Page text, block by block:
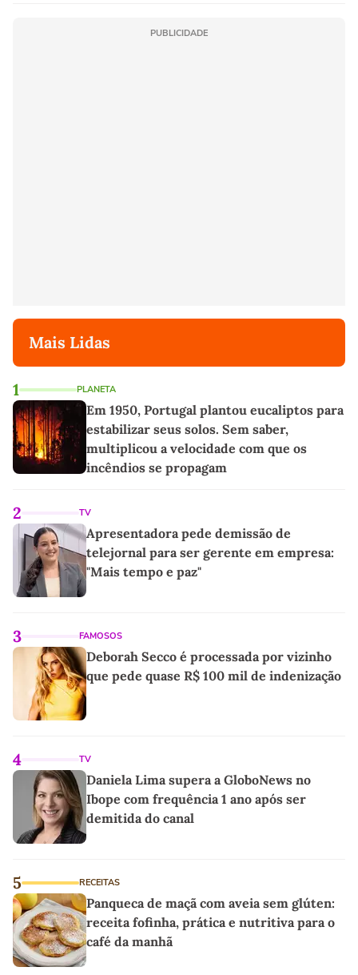
PUBLICIDADE
Mais Lidas
1 PLANETA
Em 1950, Portugal plantou eucaliptos para
estabilizar seus solos. Sem saber,
multiplicou a velocidade com que os
incêndios se propagam
2 TV
Apresentadora pede demissão de
telejornal para ser gerente em empresa:
"Mais tempo e paz"
3 FAMOSOS
Deborah Secco é processada por vizinho
que pede quase R$ 100 mil de indenização
4 TV
Daniela Lima supera a GloboNews no
Ibope com frequência 1 ano após ser
demitida do canal
5 RECEITAS
Panqueca de maçã com aveia sem glúten:
receita fofinha, prática e nutritiva para o
café da manhã